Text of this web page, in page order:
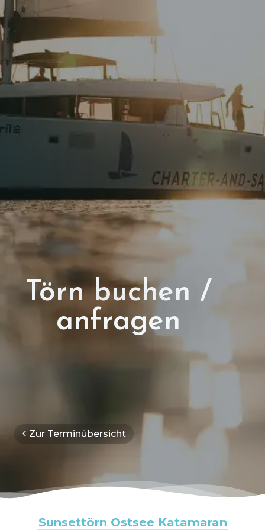
Törn buchen /
anfragen
Zur Terminübersicht
Sunsettörn Ostsee Katamaran